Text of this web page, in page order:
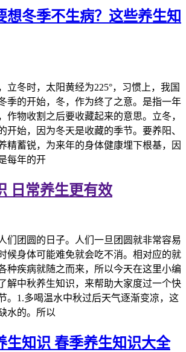
想冬季不生病？这些养生知
立冬时，太阳黄经为225°，习惯上，我国
季的开始，冬，作为终了之意。是指一年
作物收割之后要收藏起来的意思。立冬，
开始，因为冬天是收藏的季节。要养阳、
精蓄锐，为来年的身体健康埋下根基，因
每年的开
日常养生更有效
们团圆的日子。人们一旦团圆就非常容易
候身体可能难免就会吃不消。相对应的就
种疾病就随之而来，所以今天在这里小编
解中秋养生知识，来帮助大家度过一个快
。1.多喝温水中秋过后天气逐渐变凉，这
水的。所以
生知识 春季养生知识大全